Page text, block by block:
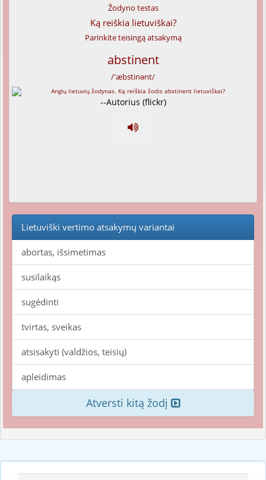
Žodyno testas
Ką reiškia lietuviškai?
Parinkite teisingą atsakymą
abstinent
/'æbstinənt/
--Autorius (flickr)
Lietuviški vertimo atsakymų variantai
abortas, išsimetimas
susilaikąs
sugėdinti
tvirtas, sveikas
atsisakyti (valdžios, teisių)
apleidimas
Atversti kitą žodį